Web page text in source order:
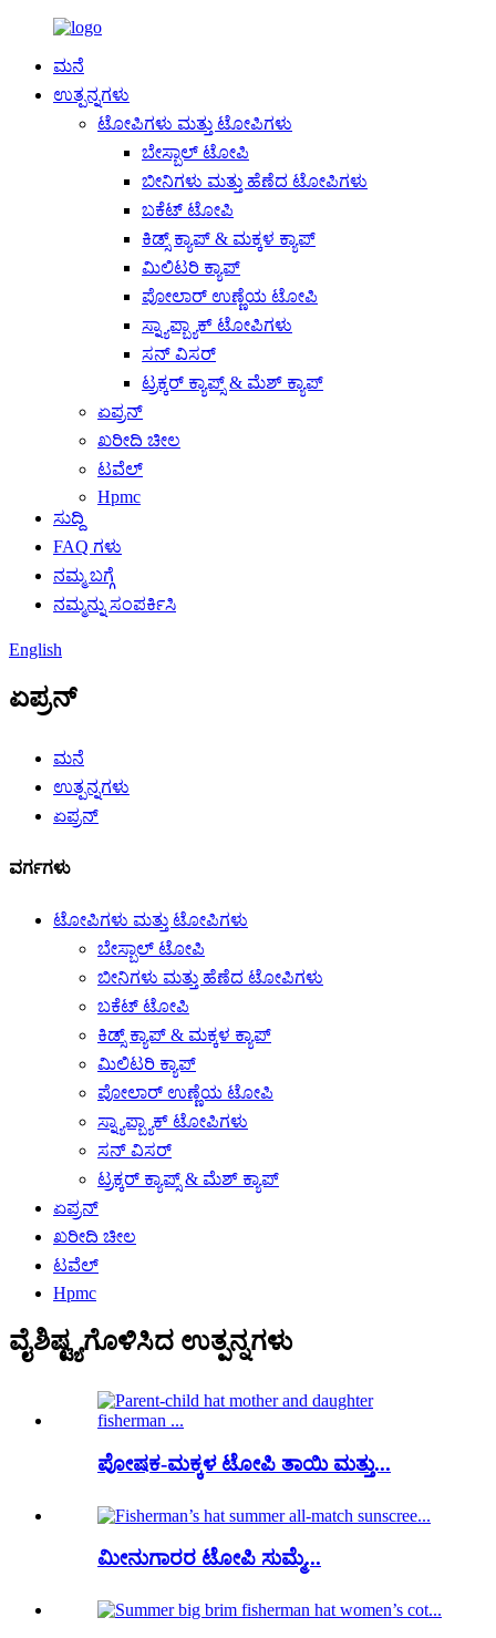
ಮನೆ
ಉತ್ಪನ್ನಗಳು
ಟೋಪಿಗಳು ಮತ್ತು ಟೋಪಿಗಳು
ಬೇಸ್ಬಾಲ್ ಟೋಪಿ
ಬೀನಿಗಳು ಮತ್ತು ಹೆಣೆದ ಟೋಪಿಗಳು
ಬಕೆಟ್ ಟೋಪಿ
ಕಿಡ್ಸ್ ಕ್ಯಾಪ್ & ಮಕ್ಕಳ ಕ್ಯಾಪ್
ಮಿಲಿಟರಿ ಕ್ಯಾಪ್
ಪೋಲಾರ್ ಉಣ್ಣೆಯ ಟೋಪಿ
ಸ್ನ್ಯಾಪ್ಬ್ಯಾಕ್ ಟೋಪಿಗಳು
ಸನ್ ವಿಸರ್
ಟ್ರಕ್ಕರ್ ಕ್ಯಾಪ್ಸ್ & ಮೆಶ್ ಕ್ಯಾಪ್
ಏಪ್ರನ್
ಖರೀದಿ ಚೀಲ
ಟವೆಲ್
Hpmc
ಸುದ್ದಿ
FAQ ಗಳು
ನಮ್ಮ ಬಗ್ಗೆ
ನಮ್ಮನ್ನು ಸಂಪರ್ಕಿಸಿ
English
ಏಪ್ರನ್
ಮನೆ
ಉತ್ಪನ್ನಗಳು
ಏಪ್ರನ್
ವರ್ಗಗಳು
ಟೋಪಿಗಳು ಮತ್ತು ಟೋಪಿಗಳು
ಬೇಸ್ಬಾಲ್ ಟೋಪಿ
ಬೀನಿಗಳು ಮತ್ತು ಹೆಣೆದ ಟೋಪಿಗಳು
ಬಕೆಟ್ ಟೋಪಿ
ಕಿಡ್ಸ್ ಕ್ಯಾಪ್ & ಮಕ್ಕಳ ಕ್ಯಾಪ್
ಮಿಲಿಟರಿ ಕ್ಯಾಪ್
ಪೋಲಾರ್ ಉಣ್ಣೆಯ ಟೋಪಿ
ಸ್ನ್ಯಾಪ್ಬ್ಯಾಕ್ ಟೋಪಿಗಳು
ಸನ್ ವಿಸರ್
ಟ್ರಕ್ಕರ್ ಕ್ಯಾಪ್ಸ್ & ಮೆಶ್ ಕ್ಯಾಪ್
ಏಪ್ರನ್
ಖರೀದಿ ಚೀಲ
ಟವೆಲ್
Hpmc
ವೈಶಿಷ್ಟ್ಯಗೊಳಿಸಿದ ಉತ್ಪನ್ನಗಳು
ಪೋಷಕ-ಮಕ್ಕಳ ಟೋಪಿ ತಾಯಿ ಮತ್ತು...
ಮೀನುಗಾರರ ಟೋಪಿ ಸುಮ್ಮೆ...